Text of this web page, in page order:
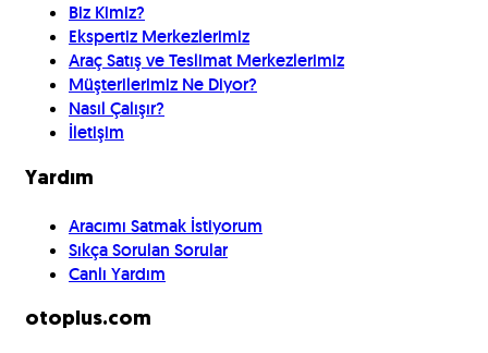
Biz Kimiz?
Ekspertiz Merkezlerimiz
Araç Satış ve Teslimat Merkezlerimiz
Müşterilerimiz Ne Diyor?
Nasıl Çalışır?
İletişim
Yardım
Aracımı Satmak İstiyorum
Sıkça Sorulan Sorular
Canlı Yardım
otoplus.com